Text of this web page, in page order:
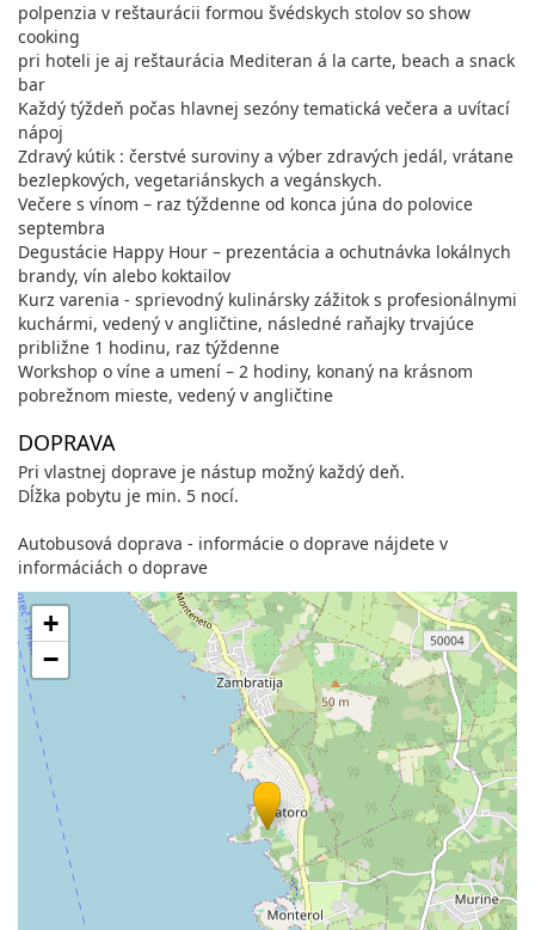
polpenzia v reštaurácii formou švédskych stolov so show
cooking
pri hoteli je aj reštaurácia Mediteran á la carte, beach a snack
bar
Každý týždeň počas hlavnej sezóny tematická večera a uvítací
nápoj
Zdravý kútik : čerstvé suroviny a výber zdravých jedál, vrátane
bezlepkových, vegetariánskych a vegánskych.
Večere s vínom – raz týždenne od konca júna do polovice
septembra
Degustácie Happy Hour – prezentácia a ochutnávka lokálnych
brandy, vín alebo koktailov
Kurz varenia - sprievodný kulinársky zážitok s profesionálnymi
kuchármi, vedený v angličtine, následné raňajky trvajúce
približne 1 hodinu, raz týždenne
Workshop o víne a umení – 2 hodiny, konaný na krásnom
pobrežnom mieste, vedený v angličtine
DOPRAVA
Pri vlastnej doprave je nástup možný každý deň.
Dĺžka pobytu je min. 5 nocí.
Autobusová doprava - informácie o doprave nájdete v
informáciách o doprave
+
−